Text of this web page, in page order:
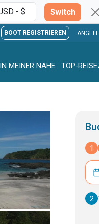
Switch
BOOT REGISTRIEREN
IN MEINER NÄHE TOP-
1
2